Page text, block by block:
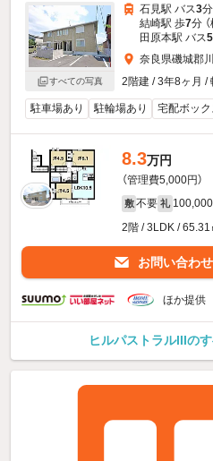
すべての写真
石見駅 バス3
結崎駅 歩7分
田原本駅 バス5
奈良県磯城郡
2階建 / 3年8ヶ月 /
駐車場あり 駐輪場あり 宅配ボック
8.3万円
（管理費5,000円）
敷 不要 礼
2階 / 3LDK / 65.31
お問い合わせ
ほか提供
ヒルパストラルIIIの